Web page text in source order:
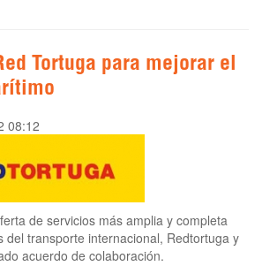
Tortuga para mejorar el
08:12
de servicios más amplia y completa
del transporte internacional, Redtortuga y
acuerdo de colaboración.